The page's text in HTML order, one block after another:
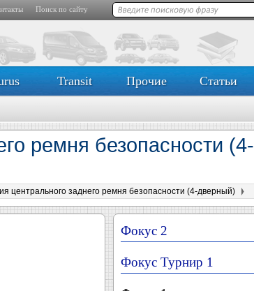
Поиск по сайту
Transit Прочие Статьи
ремня безопасности (4-
центрального заднего ремня безопасности (4-дверный)
Фокус 2
Фокус Турнир 1